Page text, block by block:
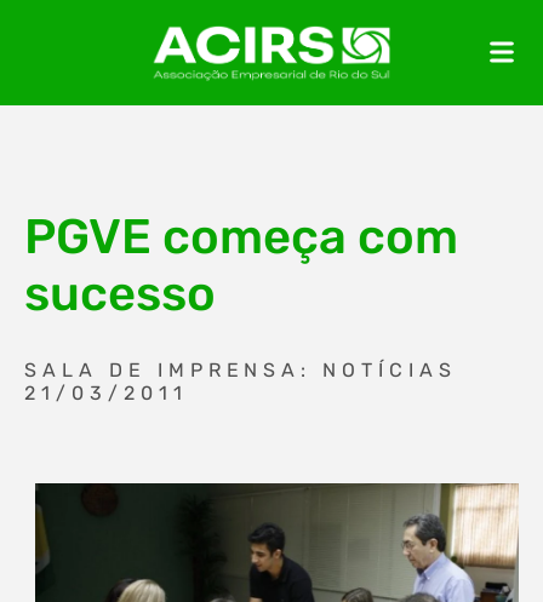
PGVE começa com
sucesso
SALA DE IMPRENSA: NOTÍCIAS
21/03/2011